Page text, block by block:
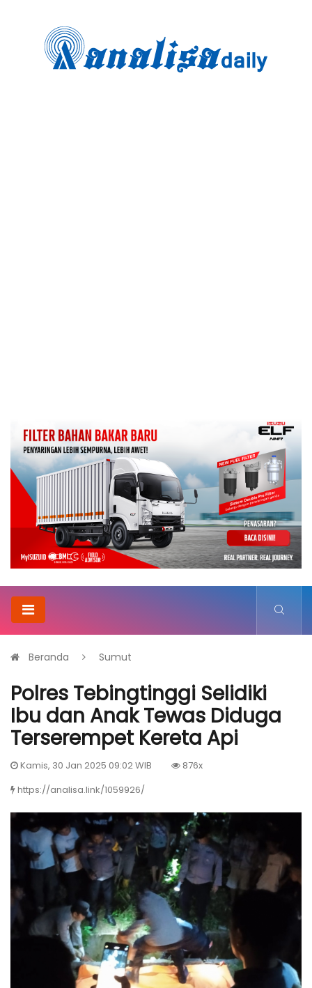
Beranda Sumut
Polres Tebingtinggi Selidiki
Ibu dan Anak Tewas Diduga
Terserempet Kereta Api
Kamis, 30 Jan 2025 09:02 WIB
876x
https://analisa.link/1059926/